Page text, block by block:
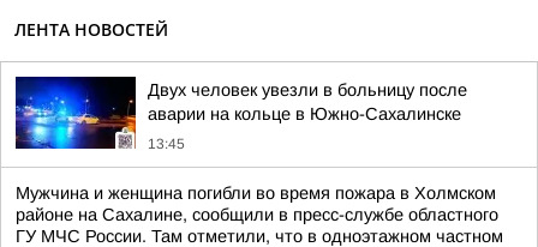
ЛЕНТА НОВОСТЕЙ
Двух человек увезли в больницу после
аварии на кольце в Южно-Сахалинске
13:45
Мужчина и женщина погибли во время пожара в Холмском
районе на Сахалине, сообщили в пресс-службе областного
ГУ МЧС России. Там отметили, что в одноэтажном частном